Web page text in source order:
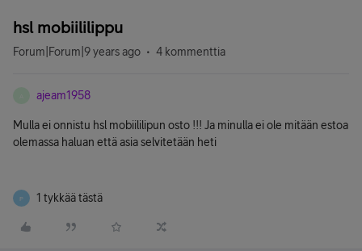
hsl mobiililippu
Forum|Forum|9 years ago 4 kommenttia
ajeam1958
Mulla ei onnistu hsl mobiililipun osto !!! Ja minulla ei ole mitään estoa
olemassa haluan että asia selvitetään heti
P 1 tykkää tästä